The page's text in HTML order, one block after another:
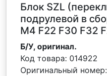
Блок SZL
подрулевой в
M4 F22 F30 F32
Б/У, оригинал.
Код товара: 014922
Оригинальный номер: